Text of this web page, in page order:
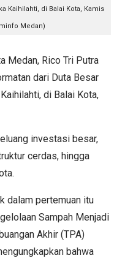
Kaihilahti, di Balai Kota, Kamis
Medan)
Medan, Rico Tri Putra
dari Duta Besar
di Balai Kota,
investasi besar,
cerdas, hingga
dalam pertemuan itu
Sampah Menjadi
Akhir (TPA)
bahwa